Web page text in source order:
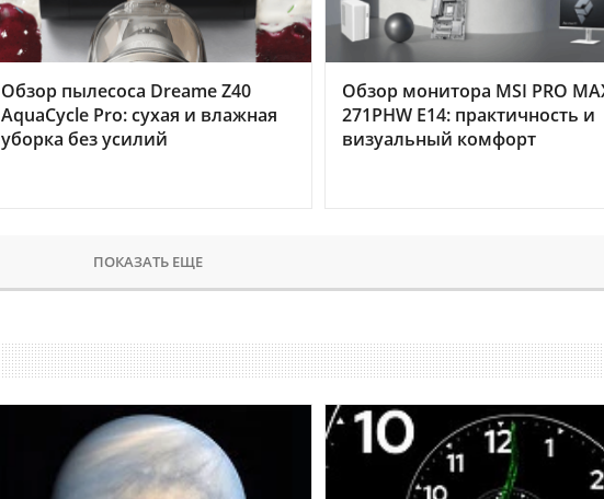
Обзор пылесоса Dreame Z40
AquaCycle Pro: сухая и влажная
уборка без усилий
Обзор монитора MSI PRO
271PHW E14: практичность и
визуальный комфорт
ПОКАЗАТЬ ЕЩЕ